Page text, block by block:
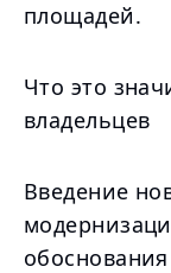
площадей.
Что это
владельцев
Введение